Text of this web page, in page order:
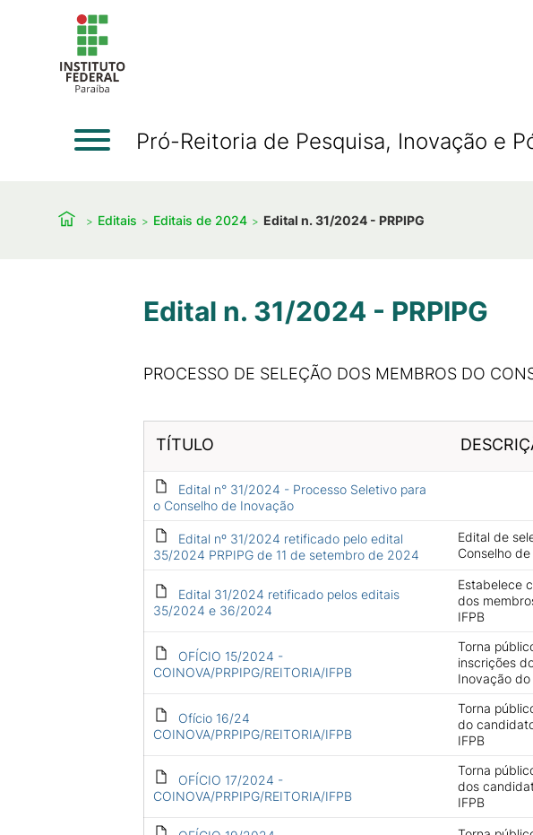
Pró-Reitoria de Pesquisa, Inovação e
Editais Editais de 2024 Edital n. 31/2024 - PRPIPG
Edital n. 31/2024 - PRPIPG
PROCESSO DE SELEÇÃO DOS MEMBROS DO
TÍTULO
Edital n° 31/2024 - Processo Seletivo para
o Conselho de Inovação
Edital nº 31/2024 retificado pelo edital
35/2024 PRPIPG de 11 de setembro de 2024
Edital de
Conselho
Edital 31/2024 retificado pelos editais
35/2024 e 36/2024
Estabelece
dos
IFPB
OFÍCIO 15/2024 -
COINOVA/PRPIPG/REITORIA/IFPB
Torna
inscrições
Inovação do
Ofício 16/24
COINOVA/PRPIPG/REITORIA/IFPB
Torna
do
IFPB
OFÍCIO 17/2024 -
COINOVA/PRPIPG/REITORIA/IFPB
Torna
dos
IFPB